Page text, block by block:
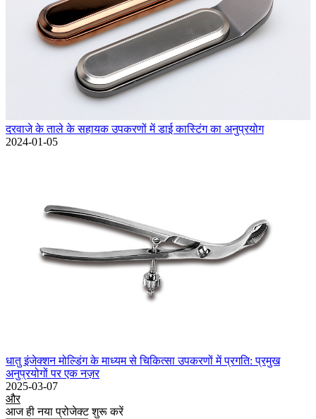
दरवाजे के ताले के सहायक उपकरणों में डाई कास्टिंग का अनुप्रयोग
2024-01-05
धातु इंजेक्शन मोल्डिंग के माध्यम से चिकित्सा उपकरणों में प्रगति: प्रमुख
अनुप्रयोगों पर एक नज़र
2025-03-07
और
आज ही नया प्रोजेक्ट शुरू करें